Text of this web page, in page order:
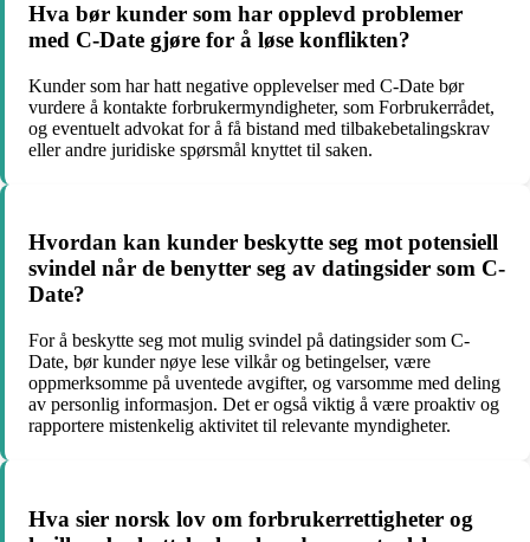
Hva bør kunder som har opplevd problemer
med C-Date gjøre for å løse konflikten?
Kunder som har hatt negative opplevelser med C-Date bør
vurdere å kontakte forbrukermyndigheter, som Forbrukerrådet,
og eventuelt advokat for å få bistand med tilbakebetalingskrav
eller andre juridiske spørsmål knyttet til saken.
Hvordan kan kunder beskytte seg mot potensiell
svindel når de benytter seg av datingsider som C-
Date?
For å beskytte seg mot mulig svindel på datingsider som C-
Date, bør kunder nøye lese vilkår og betingelser, være
oppmerksomme på uventede avgifter, og varsomme med deling
av personlig informasjon. Det er også viktig å være proaktiv og
rapportere mistenkelig aktivitet til relevante myndigheter.
Hva sier norsk lov om forbrukerrettigheter og